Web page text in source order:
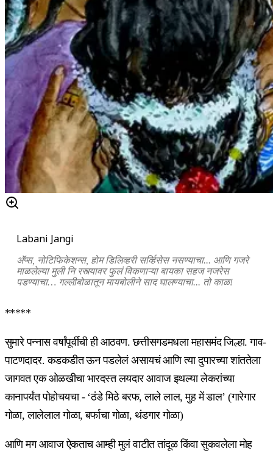
Labani Jangi
अ‍ॅप्स, नोटिफिकेशन्स, होम डिलिव्हरी सर्व्हिसेस नसण्याचा... आणि गजरे
माळलेल्या मुली नि रस्त्यावर फुलं विकणाऱ्या बायका सहज नजरेस
पडण्याचा… गल्लीबोळातून मायबोलीने साद घालण्याचा... तो काळ!
*****
सुमारे पन्नास वर्षांपूर्वीची ही आठवण. छत्तीसगडमधला महासमंद जिल्हा. गाव-
पाटणदादर. कडकडीत ऊन पडलेलं असायचं आणि त्या दुपारच्या शांततेला
जागवत एक ओळखीचा भारदस्त लयदार आवाज इथल्या लेकरांच्या
कानापर्यंत पोहोचयचा - ‘ठंडे मिठे बरफ, लाले लाल, मुह में डाल’ (गारेगार
गोळा, लालेलाल गोळा, बर्फाचा गोळा, थंडगार गोळा)
आणि मग आवाज ऐकताच आम्ही मुलं वाटीत तांदूळ किंवा सुकवलेला मोह